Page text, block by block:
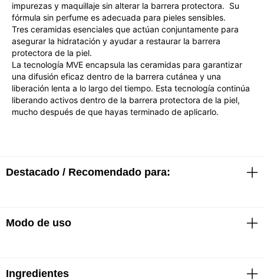
impurezas y maquillaje sin alterar la barrera protectora. Su
fórmula sin perfume es adecuada para pieles sensibles.
Tres ceramidas esenciales que actúan conjuntamente para
asegurar la hidratación y ayudar a restaurar la barrera
protectora de la piel.
La tecnología MVE encapsula las ceramidas para garantizar
una difusión eficaz dentro de la barrera cutánea y una
liberación lenta a lo largo del tiempo. Esta tecnología continúa
liberando activos dentro de la barrera protectora de la piel,
mucho después de que hayas terminado de aplicarlo.
Destacado / Recomendado para:
· Limpia profundamente
· Hipoalergénico
Modo de uso
Ingredientes